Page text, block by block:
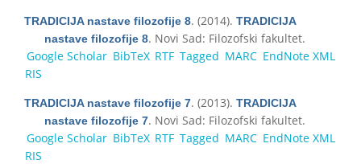
TRADICIJA nastave filozofije 8. (2014). TRADICIJA
nastave filozofije 8. Novi Sad: Filozofski fakultet.
Google Scholar BibTeX RTF Tagged MARC EndNote XML
RIS
TRADICIJA nastave filozofije 7. (2013). TRADICIJA
nastave filozofije 7. Novi Sad: Filozofski fakultet.
Google Scholar BibTeX RTF Tagged MARC EndNote XML
RIS